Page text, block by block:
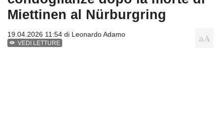
Miettinen al Nürburgring
19.04.2026 11:54 di Leonardo Adamo
VEDI LETTURE